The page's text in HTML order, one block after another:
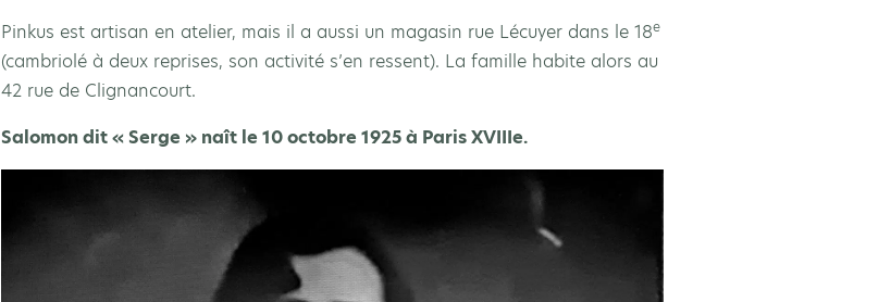
Pinkus est artisan en atelier, mais il a aussi un magasin rue Lécuyer dans le 18e
(cambriolé à deux reprises, son activité s’en ressent). La famille habite alors au
42 rue de Clignancourt.
Salomon dit « Serge » naît le 10 octobre 1925 à Paris XVIIIe.